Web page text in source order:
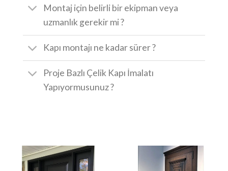
Montaj için belirli bir ekipman veya
uzmanlık gerekir mi ?
Kapı montajı ne kadar sürer ?
Proje Bazlı Çelik Kapı İmalatı
Yapıyormusunuz ?